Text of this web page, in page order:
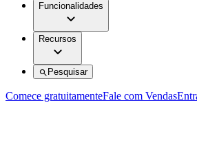
Funcionalidades
Recursos
Pesquisar
Comece gratuitamenteFale com Vendas